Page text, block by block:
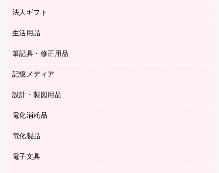
板目表紙・綴込表紙
２穴リフィル・２穴インデックス
３０穴リフィル・３０穴インデックス
ＰＯＰ用品
クリップ
スティックのり
スプレーのり クリーナー
セロハンテープ
デスクトレー
デスクマット
東急ハンズ
法人ギフト
カウネットギフト
カウネットギフト（食品・飲料）
カウネットギフト
生活用品
その他雑貨
スポーツ・レジャー用品
スリッパ・サンダル・シューズ
ティッシュペーパー
筆記具・修正用品
シャープペンシル
シャープペンシル用替芯
ボールペン用替芯
ボールペン（ゲルインク）
記憶メディア
ブルーレイディスク
メディア収納用品
ＣＤ－ＲＷ
ＤＶＤ
設計・製図用品
設計・製図用品
電化消耗品
アルバム
デスクライト
電化製品
その他電化製品
電子文具